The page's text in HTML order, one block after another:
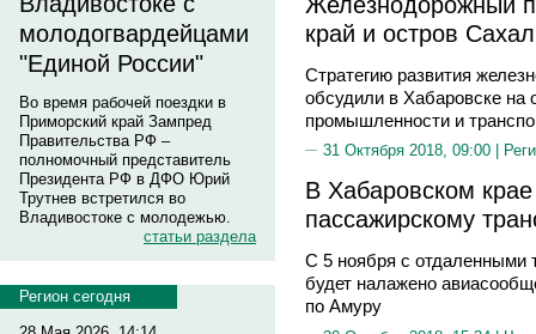
молодогвардейцами
"Единой России"
Во время рабочей поездки в
Приморский край Зампред
Правительства РФ –
полномочный представитель
Президента РФ в ДФО Юрий
Трутнев встретился во
Владивостоке с молодежью.
статьи раздела
Регион сегодня
край и остров
Стратегию развития
обсудили в Хабаровске на
промышленности и
31 Октября 2018, 09:00 |
В Хабаровском
пассажирскому
С 5 ноября с отдаленными
будет налажено
по Амуру